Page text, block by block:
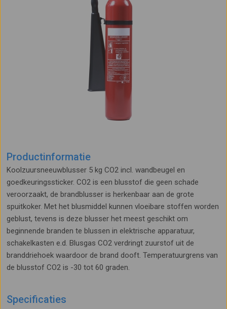
Productinformatie
Koolzuursneeuwblusser 5 kg CO2 incl. wandbeugel en
goedkeuringssticker. CO2 is een blusstof die geen schade
veroorzaakt, de brandblusser is herkenbaar aan de grote
spuitkoker. Met het blusmiddel kunnen vloeibare stoffen worden
geblust, tevens is deze blusser het meest geschikt om
beginnende branden te blussen in elektrische apparatuur,
schakelkasten e.d. Blusgas CO2 verdringt zuurstof uit de
branddriehoek waardoor de brand dooft. Temperatuurgrens van
de blusstof CO2 is -30 tot 60 graden.
Specificaties